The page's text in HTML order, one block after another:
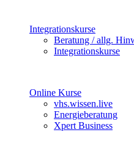
Integrationskurse
Beratung / allg.
Integrationskurse
Online Kurse
vhs.wissen.live
Energieberatung
Xpert Business